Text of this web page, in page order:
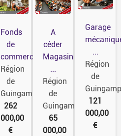
Fonds
de
commerce...
Région
de
Guingamp
262
000,00
€
A
céder
Magasin
...
Région
de
Guingamp
65
000,00
Garage
...
Région
de
121
000,00
€